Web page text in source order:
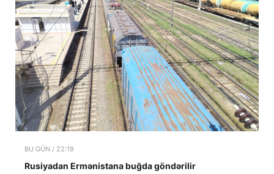
BU GÜN / 22:19
Rusiyadan Ermənistana buğda göndərilir